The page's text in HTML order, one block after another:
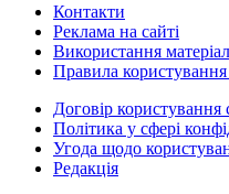
Контакти
Реклама на сайті
Використання
Правила
Договір користування
Політика у сфері
Угода щодо
Редакція